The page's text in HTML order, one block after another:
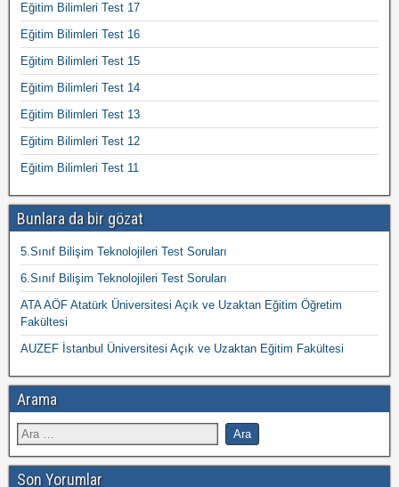
Eğitim Bilimleri Test 17
Eğitim Bilimleri Test 16
Eğitim Bilimleri Test 15
Eğitim Bilimleri Test 14
Eğitim Bilimleri Test 13
Eğitim Bilimleri Test 12
Eğitim Bilimleri Test 11
Bunlara da bir gözat
5.Sınıf Bilişim Teknolojileri Test Soruları
6.Sınıf Bilişim Teknolojileri Test Soruları
ATA AÖF Atatürk Üniversitesi Açık ve Uzaktan Eğitim Öğretim
Fakültesi
AUZEF İstanbul Üniversitesi Açık ve Uzaktan Eğitim Fakültesi
Arama
Son Yorumlar